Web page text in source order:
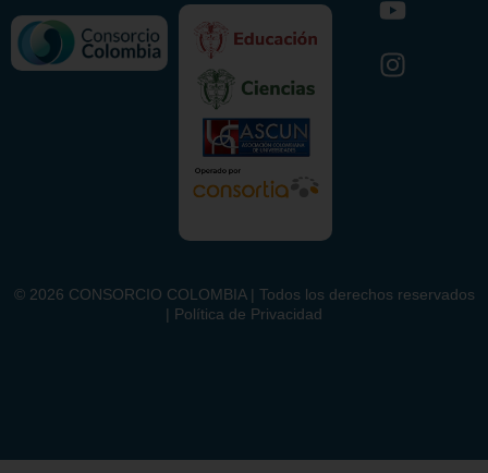
© 2026 CONSORCIO COLOMBIA | Todos los derechos reservados
| Política de Privacidad